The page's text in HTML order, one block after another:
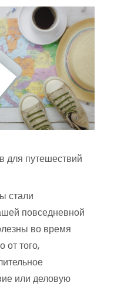
для путешествий
стали
повседневной
во время
от того,
или деловую